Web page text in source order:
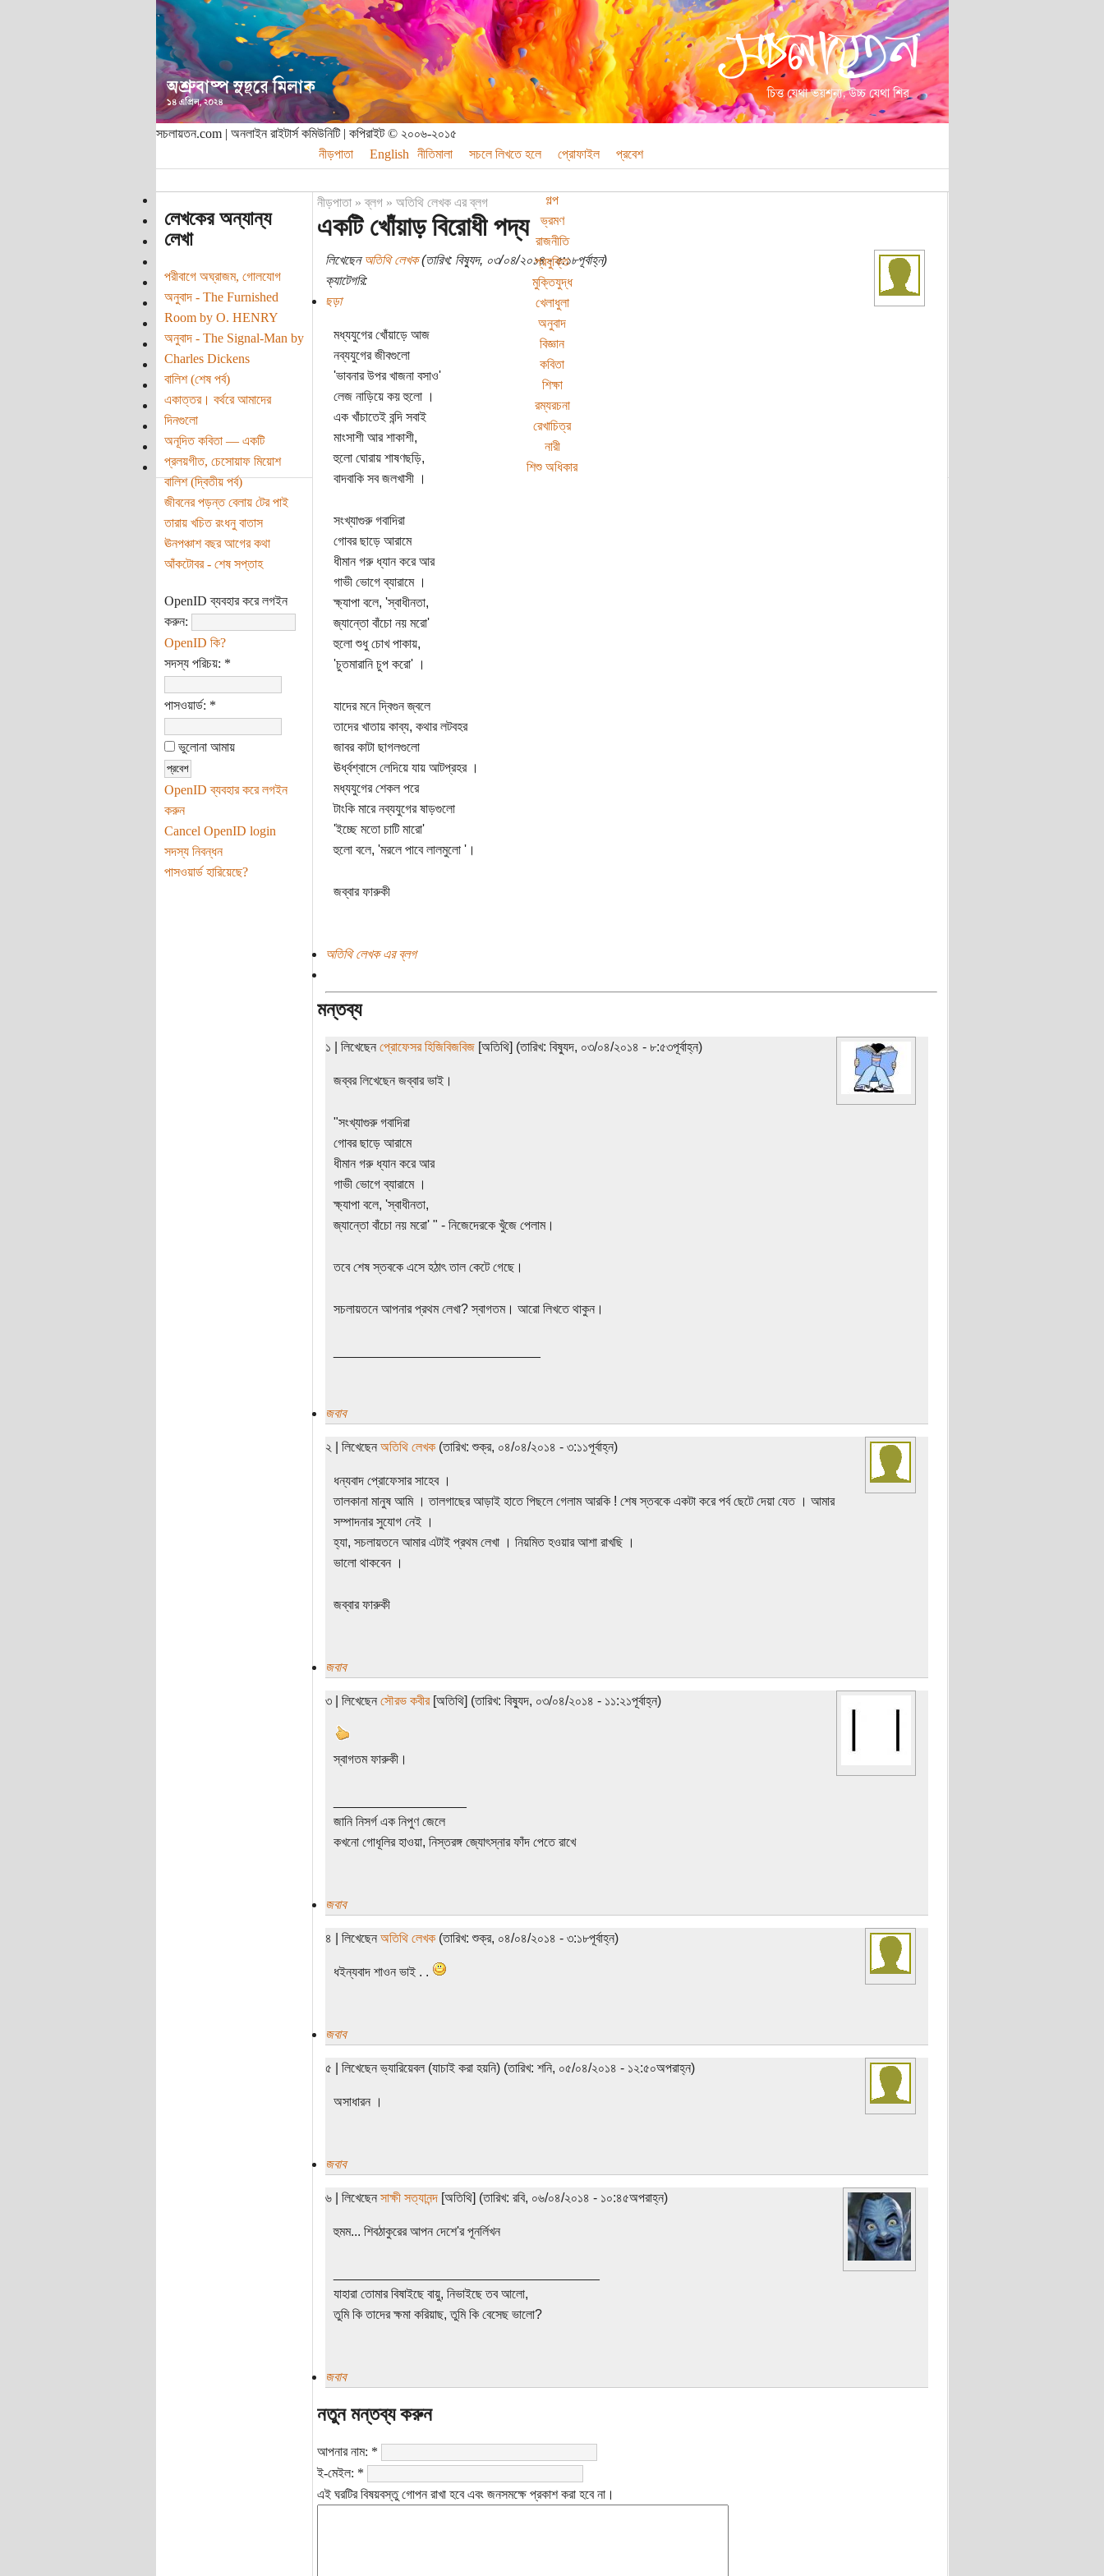
সচলায়তন.com | অনলাইন রাইটার্স কমিউনিটি | কপিরাইট © ২০০৬-২০১৫
নীড়পাতা
English নীতিমালা সচলে লিখতে হলে প্রোফাইল প্রবেশ
গল্প
ভ্রমণ
রাজনীতি
প্রযুক্তি
মুক্তিযুদ্ধ
খেলাধুলা
অনুবাদ
বিজ্ঞান
কবিতা
শিক্ষা
রম্যরচনা
রেখাচিত্র
নারী
শিশু অধিকার
লেখকের অন্যান্য
লেখা
পরীবাগে অঘ্রাজম, গোলযোগ
অনুবাদ - The Furnished
Room by O. HENRY
অনুবাদ - The Signal-Man by
Charles Dickens
বালিশ (শেষ পর্ব)
একাত্তর। বর্থরে আমাদের
দিনগুলো
অনূদিত কবিতা — একটি
প্রলয়গীত, চেসোয়াফ মিয়োশ
বালিশ (দ্বিতীয় পর্ব)
জীবনের পড়ন্ত বেলায় টের পাই
তারায় খচিত রংধনু বাতাস
ঊনপঞ্চাশ বছর আগের কথা
আঁকটোবর - শেষ সপ্তাহ
OpenID ব্যবহার করে লগইন
করুন:
OpenID কি?
সদস্য পরিচয়: *
পাসওয়ার্ড: *
ভুলোনা আমায়
OpenID ব্যবহার করে লগইন
করুন
Cancel OpenID login
সদস্য নিবন্ধন
পাসওয়ার্ড হারিয়েছে?
নীড়পাতা»ব্লগ» অতিথি লেখক এর ব্লগ
একটি খোঁয়াড় বিরোধী পদ্য
লিখেছেনঅতিথি লেখক(তারিখ: বিষ্যুদ, ০৩/০৪/২০১৪ - ৫:১৮পূর্বাহ্ন)
ক্যাটেগরি:
ছড়া
মধ্যযুগের খোঁয়াড়ে আজ
নব্যযুগের জীবগুলো
'ভাবনার উপর খাজনা বসাও'
লেজ নাড়িয়ে কয় হুলো ।
এক খাঁচাতেই বন্দি সবাই
মাংসাশী আর শাকাশী,
হুলো ঘোরায় শাষণছড়ি,
বাদবাকি সব জলখাসী ।
সংখ্যাগুরু গবাদিরা
গোবর ছাড়ে আরামে
ধীমান গরু ধ্যান করে আর
গাভী ভোগে ব্যারামে ।
ক্ষ্যাপা বলে, 'স্বাধীনতা,
জ্যান্তো বাঁচো নয় মরো'
হুলো শুধু চোখ পাকায়,
'চুতমারানি চুপ করো' ।
যাদের মনে দ্বিগুন জ্বলে
তাদের খাতায় কাব্য, কথার লটবহর
জাবর কাটা ছাগলগুলো
ঊর্ধ্বশ্বাসে লেদিয়ে যায় আটপ্রহর ।
মধ্যযুগের শেকল পরে
টাংকি মারে নব্যযুগের ষাড়গুলো
'ইচ্ছে মতো চাটি মারো'
হুলো বলে, 'মরলে পাবে লালমুলো '।
জব্বার ফারুকী
অতিথি লেখক এর ব্লগ
মন্তব্য
১ | লিখেছেন প্রোফেসর হিজিবিজবিজ[অতিথি] (তারিখ: বিষ্যুদ, ০৩/০৪/২০১৪ - ৮:৫৩পূর্বাহ্ন)
জব্বর লিখেছেন জব্বার ভাই।
"সংখ্যাগুরু গবাদিরা
গোবর ছাড়ে আরামে
ধীমান গরু ধ্যান করে আর
গাভী ভোগে ব্যারামে ।
ক্ষ্যাপা বলে, 'স্বাধীনতা,
জ্যান্তো বাঁচো নয় মরো' " - নিজেদেরকে খুঁজে পেলাম।
তবে শেষ স্তবকে এসে হঠাৎ তাল কেটে গেছে।
সচলায়তনে আপনার প্রথম লেখা? স্বাগতম। আরো লিখতে থাকুন।
জবাব
২ | লিখেছেন অতিথি লেখক(তারিখ: শুক্র, ০৪/০৪/২০১৪ - ৩:১১পূর্বাহ্ন)
ধন্যবাদ প্রোফেসার সাহেব ।
তালকানা মানুষ আমি । তালগাছের আড়াই হাতে পিছলে গেলাম আরকি ! শেষ স্তবকে একটা করে পর্ব ছেটে দেয়া যেত । আমার
সম্পাদনার সুযোগ নেই ।
হ্যা, সচলায়তনে আমার এটাই প্রথম লেখা । নিয়মিত হওয়ার আশা রাখছি ।
ভালো থাকবেন ।
জব্বার ফারুকী
জবাব
৩ | লিখেছেন সৌরভ কবীর[অতিথি] (তারিখ: বিষ্যুদ, ০৩/০৪/২০১৪ - ১১:২১পূর্বাহ্ন)
স্বাগতম ফারুকী।
জানি নিসর্গ এক নিপুণ জেলে
কখনো গোধূলির হাওয়া, নিস্তরঙ্গ জ্যোৎস্নার ফাঁদ পেতে রাখে
জবাব
৪ | লিখেছেন অতিথি লেখক(তারিখ: শুক্র, ০৪/০৪/২০১৪ - ৩:১৮পূর্বাহ্ন)
ধইন্যবাদ শাওন ভাই . .
জবাব
৫ | লিখেছেন ভ্যারিয়েবল (যাচাই করা হয়নি) (তারিখ: শনি, ০৫/০৪/২০১৪ - ১২:৫০অপরাহ্ন)
অসাধারন ।
জবাব
৬ | লিখেছেন সাক্ষী সত্যানন্দ[অতিথি] (তারিখ: রবি, ০৬/০৪/২০১৪ - ১০:৪৫অপরাহ্ন)
হুমম... শিবঠাকুরের আপন দেশে'র পূনর্লিখন
যাহারা তোমার বিষাইছে বায়ু, নিভাইছে তব আলো,
তুমি কি তাদের ক্ষমা করিয়াছ, তুমি কি বেসেছ ভালো?
জবাব
নতুন মন্তব্য করুন
আপনার নাম: *
ই-মেইল: *
এই ঘরটির বিষয়বস্তু গোপন রাখা হবে এবং জনসমক্ষে প্রকাশ করা হবে না।